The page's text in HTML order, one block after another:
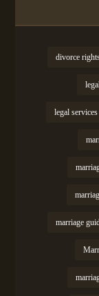
divorce
legal services
marriage